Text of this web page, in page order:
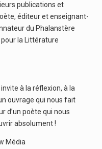
publications et
éditeur et enseignant-
du Phalanstère
la Littérature
à la réflexion, à la
ouvrage qui nous fait
d’un poète qui nous
absolument !
Média